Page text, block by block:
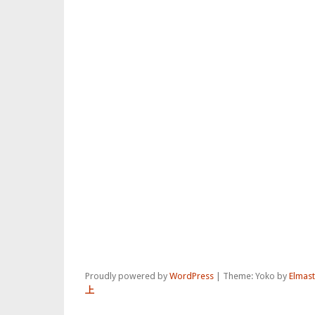
Proudly powered by WordPress Theme: Yoko by
上